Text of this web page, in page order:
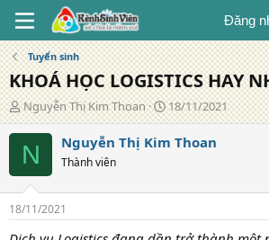
Đăng
Tuyển sinh
KHOÁ HỌC LOGISTICS HAY
T
á
c
g
ả
Nguyễn Thị Kim Thoan
N
g
à
g
18/11/2021
N Nguyễn Thị Kim Thoan
Thành viên
18/11/2021